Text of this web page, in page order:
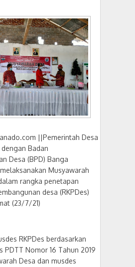
||Pemerintah Desa
Badan
Desa (BPD) Banga
Musyawarah
rangka penetapan
desa (RKPDes)
(23/7/21)
RKPDes berdasarkan
PDTT Nomor 16 Tahun 2019
Desa dan musdes